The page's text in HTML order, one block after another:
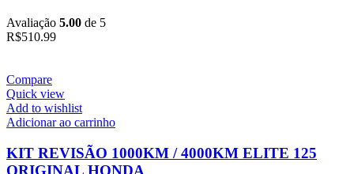
Avaliação 5.00 de 5
R$510.99
Compare
Quick view
Add to wishlist
Adicionar ao carrinho
KIT REVISÃO 1000KM / 4000KM ELITE 125
ORIGINAL HONDA